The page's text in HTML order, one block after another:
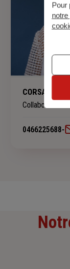
CORSAND
Collaboratrice
0466225688-
Pour
notre